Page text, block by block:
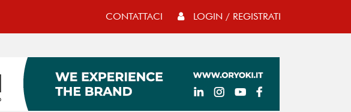
CONTATTACI LOGIN / REGISTRATI